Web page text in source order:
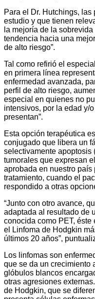
Para el Dr. Hutchings,
estudio y que tienen
la mejoría de la
tendencia hacia una
de alto riesgo”.
Tal como refirió el
en primera línea
enfermedad avanzada,
perfil de alto riesgo,
especial en quienes no
intensivos, por la edad y/
presentan”.
Esta opción terapéutica
conjugado que libera un
selectivamente apoptosis
tumorales que expresan
aprobada en nuestro
tratamiento, cuando el
respondido a otras
“Junto con otro avance,
adaptada al resultado de
conocida como PET, éste
el Linfoma de Hodgkin
últimos 20 años”,
Los linfomas son
que se da un crecimiento
glóbulos blancos
otras agresiones
de Hodgkin, que se